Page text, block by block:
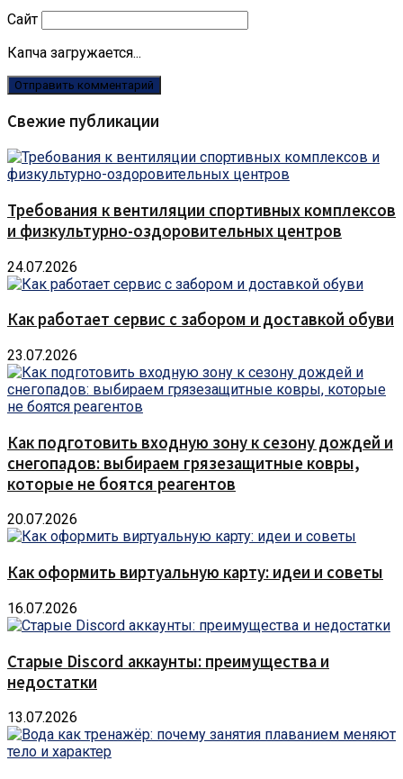
Сайт
Капча загружается...
Свежие публикации
Требования к вентиляции спортивных комплексов
и физкультурно-оздоровительных центров
24.07.2026
Как работает сервис с забором и доставкой обуви
23.07.2026
Как подготовить входную зону к сезону дождей и
снегопадов: выбираем грязезащитные ковры,
которые не боятся реагентов
20.07.2026
Как оформить виртуальную карту: идеи и советы
16.07.2026
Старые Discord аккаунты: преимущества и
недостатки
13.07.2026